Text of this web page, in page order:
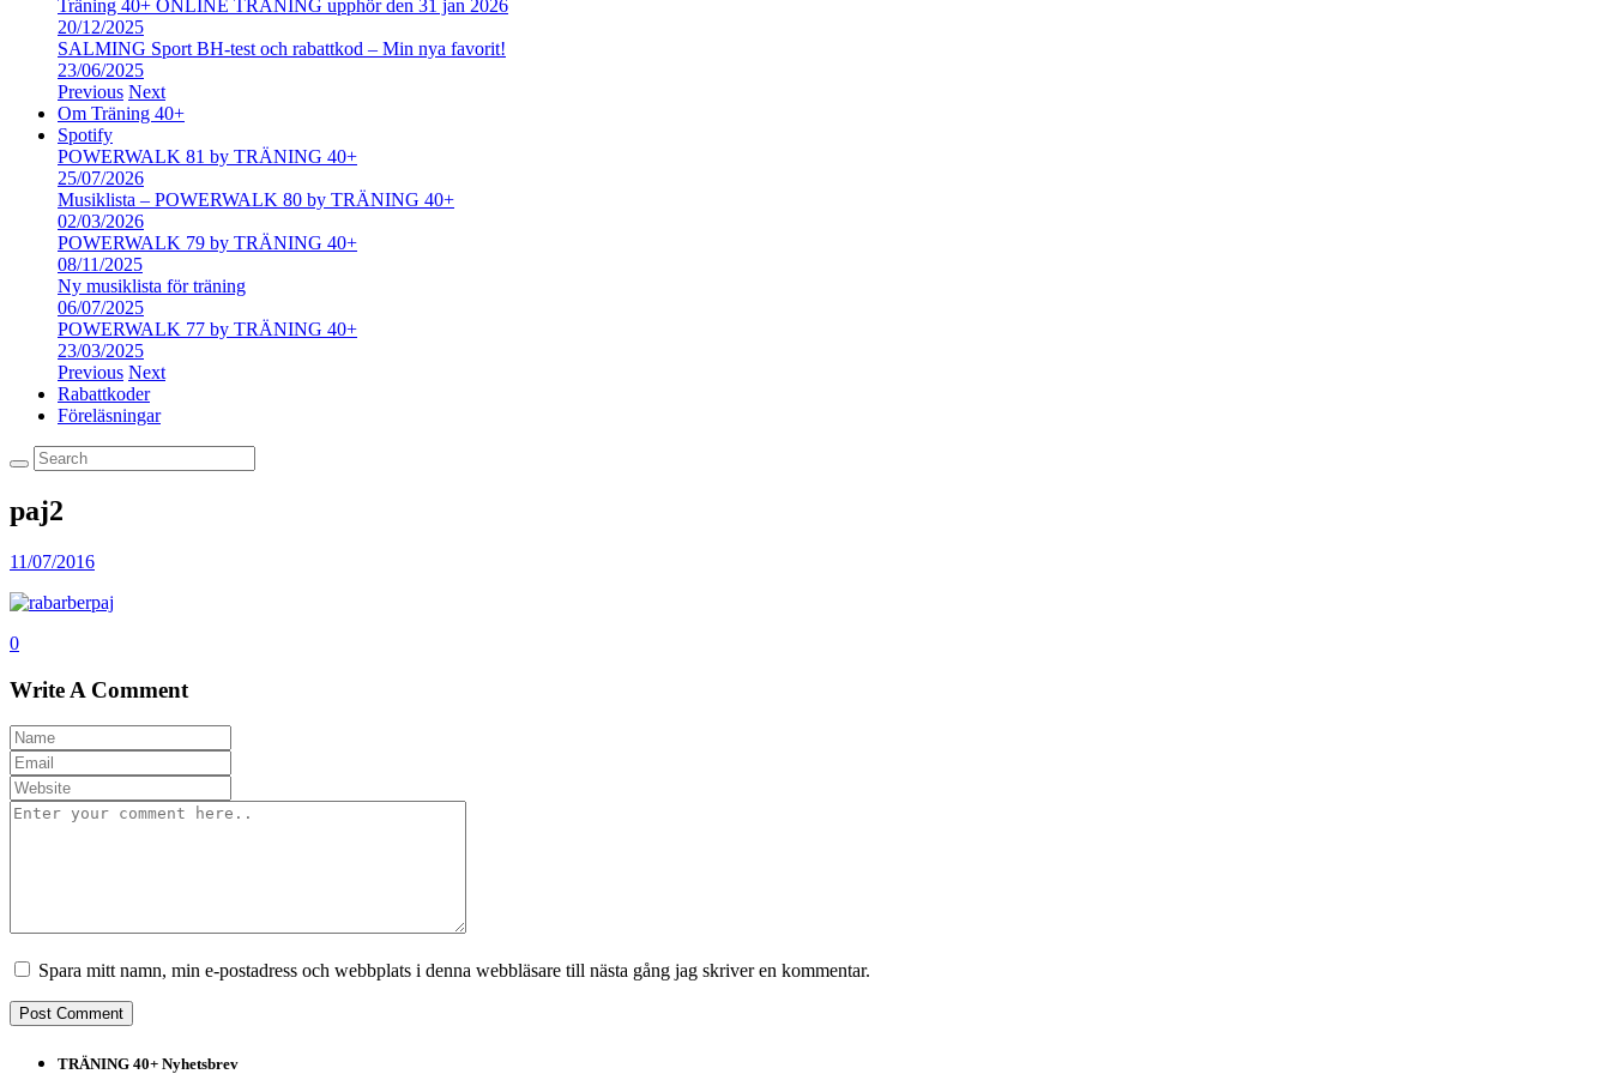
Träning 40+ ONLINE TRÄNING upphör den 31 jan 2026
20/12/2025
SALMING Sport BH-test och rabattkod – Min nya favorit!
23/06/2025
Previous Next
Om Träning 40+
Spotify
POWERWALK 81 by TRÄNING 40+
25/07/2026
Musiklista – POWERWALK 80 by TRÄNING 40+
02/03/2026
POWERWALK 79 by TRÄNING 40+
08/11/2025
Ny musiklista för träning
06/07/2025
POWERWALK 77 by TRÄNING 40+
23/03/2025
Previous Next
Rabattkoder
Föreläsningar
paj2
11/07/2016
0
Write A Comment
Spara mitt namn, min e-postadress och webbplats i denna webbläsare till nästa gång jag skriver en kommentar.
TRÄNING 40+ Nyhetsbrev